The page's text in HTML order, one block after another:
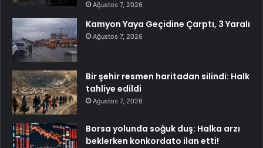
Ağustos 7, 2026
Kamyon Yaya Geçidine Çarptı, 3 Yaralı
Ağustos 7, 2026
Bir şehir resmen haritadan silindi: Halk
tahliye edildi
Ağustos 7, 2026
Borsa yolunda soğuk duş: Halka arzı
beklerken konkordato ilan etti!